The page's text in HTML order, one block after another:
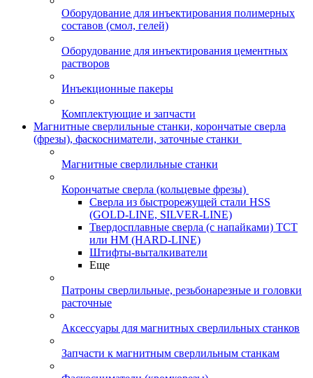
Оборудование для инъектирования полимерных
составов (смол, гелей)
Оборудование для инъектирования цементных
растворов
Инъекционные пакеры
Комплектующие и запчасти
Магнитные сверлильные станки, корончатые сверла
(фрезы), фаскосниматели, заточные станки
Магнитные сверлильные станки
Корончатые сверла (кольцевые фрезы)
Сверла из быстрорежущей стали HSS
(GOLD-LINE, SILVER-LINE)
Твердосплавные сверла (с напайками) ТСТ
или HM (HARD-LINE)
Штифты-выталкиватели
Еще
Патроны сверлильные, резьбонарезные и головки
расточные
Аксессуары для магнитных сверлильных станков
Запчасти к магнитным сверлильным станкам